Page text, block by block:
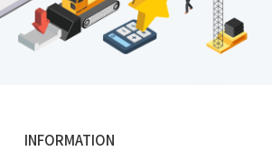
INFORMATION